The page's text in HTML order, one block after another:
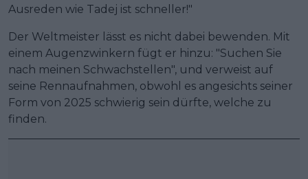
Ausreden wie Tadej ist schneller!"
Der Weltmeister lässt es nicht dabei bewenden. Mit
einem Augenzwinkern fügt er hinzu: "Suchen Sie
nach meinen Schwachstellen", und verweist auf
seine Rennaufnahmen, obwohl es angesichts seiner
Form von 2025 schwierig sein dürfte, welche zu
finden.